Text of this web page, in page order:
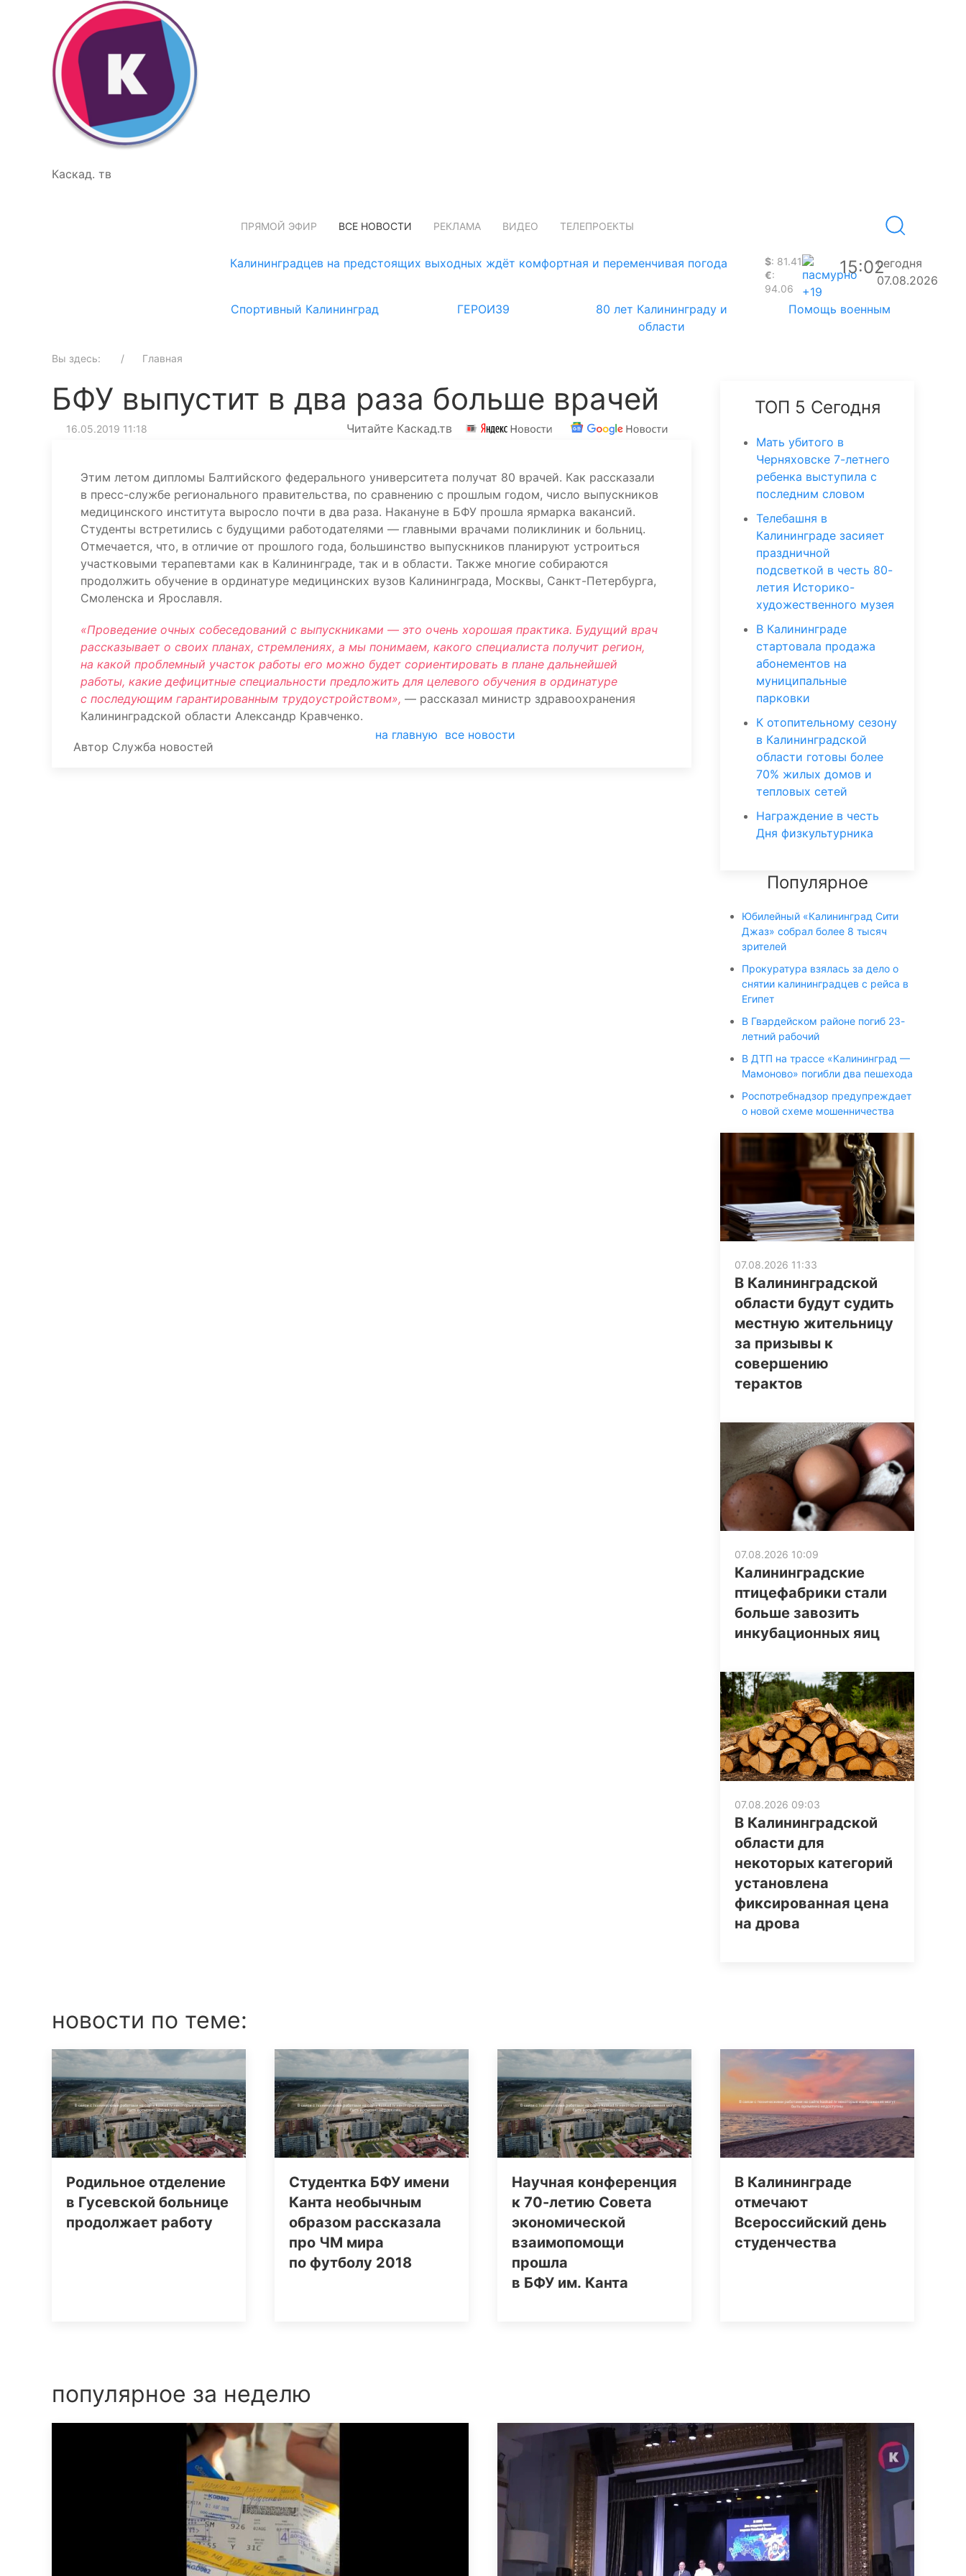
Каскад. тв
ПРЯМОЙ ЭФИР ВСЕ НОВОСТИ РЕКЛАМА ВИДЕО ТЕЛЕПРОЕКТЫ
Калининградцев на предстоящих выходных ждёт комфортная и переменчивая погода $: 81.41
€:
94.06
+19
15:02сегодня
07.08.2026
Спортивный Калининград
ГЕРОИ39
80 лет Калининграду и
области
Помощь военным
Вы здесь: Главная
БФУ выпустит в два раза больше врачей
16.05.2019 11:18 Читайте Каскад.тв
Этим летом дипломы Балтийского федерального университета получат 80 врачей. Как рассказали
в пресс-службе регионального правительства, по сравнению с прошлым годом, число выпускников
медицинского института выросло почти в два раза. Накануне в БФУ прошла ярмарка вакансий.
Студенты встретились с будущими работодателями — главными врачами поликлиник и больниц.
Отмечается, что, в отличие от прошлого года, большинство выпускников планируют устроиться
участковыми терапевтами как в Калининграде, так и в области. Также многие собираются
продолжить обучение в ординатуре медицинских вузов Калининграда, Москвы, Санкт-Петербурга,
Смоленска и Ярославля.
«Проведение очных собеседований с выпускниками — это очень хорошая практика. Будущий врач
рассказывает о своих планах, стремлениях, а мы понимаем, какого специалиста получит регион,
на какой проблемный участок работы его можно будет сориентировать в плане дальнейшей
работы, какие дефицитные специальности предложить для целевого обучения в ординатуре
с последующим гарантированным трудоустройством», — рассказал министр здравоохранения
Калининградской области Александр Кравченко.
Автор Служба новостей
на главную все новости
ТОП 5 Сегодня
Мать убитого в
Черняховске 7-летнего
ребенка выступила с
последним словом
Телебашня в
Калининграде засияет
праздничной
подсветкой в честь 80-
летия Историко-
художественного музея
В Калининграде
стартовала продажа
абонементов на
муниципальные
парковки
К отопительному сезону
в Калининградской
области готовы более
70% жилых домов и
тепловых сетей
Награждение в честь
Дня физкультурника
Популярное
Юбилейный «Калининград Сити
Джаз» собрал более 8 тысяч
зрителей
Прокуратура взялась за дело о
снятии калининградцев с рейса в
Египет
В Гвардейском районе погиб 23-
летний рабочий
В ДТП на трассе «Калининград —
Мамоново» погибли два пешехода
Роспотребнадзор предупреждает
о новой схеме мошенничества
07.08.2026 11:33
В Калининградской
области будут судить
местную жительницу
за призывы к
совершению
терактов
07.08.2026 10:09
Калининградские
птицефабрики стали
больше завозить
инкубационных яиц
07.08.2026 09:03
В Калининградской
области для
некоторых категорий
установлена
фиксированная цена
на дрова
новости по теме:
Родильное отделение
в Гусевской больнице
продолжает работу
Студентка БФУ имени
Канта необычным
образом рассказала
про ЧМ мира
по футболу 2018
Научная конференция
к 70-летию Совета
экономической
взаимопомощи
прошла
в БФУ им. Канта
В Калининграде
отмечают
Всероссийский день
студенчества
популярное за неделю